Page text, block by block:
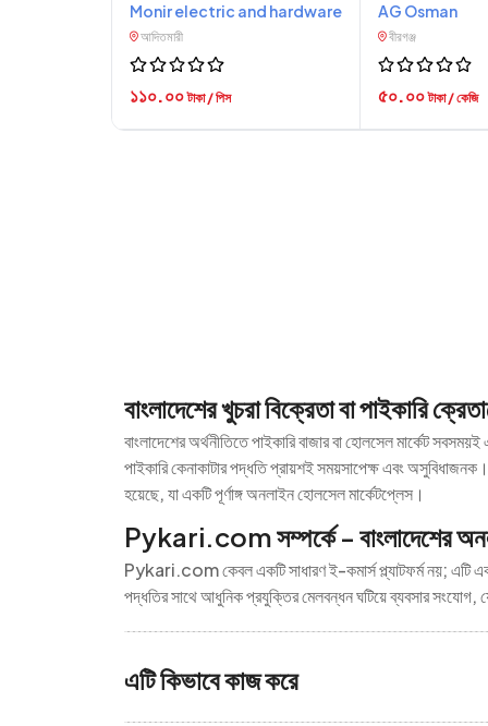
Monir electric and hardware
আদিতমারী
১১০.০০টাকা / পিস
AG Osman
বীরগঞ্জ
৫০.০০টাকা / কেজি
বাংলাদেশের খুচরা বিক্রেতা বা পাইকারি
বাংলাদেশের অর্থনীতিতে পাইকারি বাজার বা হোলসেল মার্কেট
পাইকারি কেনাকাটার পদ্ধতি প্রায়শই সময়সাপেক্ষ এবং
হয়েছে, যা একটি পূর্ণাঙ্গ অনলাইন হোলসেল মার্কেটপ্লেস।
Pykari.com সম্পর্কে - বাংলাদেশের
Pykari.com কেবল একটি সাধারণ ই-কমার্স প্ল্যাটফর্ম নয়; এটি
পদ্ধতির সাথে আধুনিক প্রযুক্তির মেলবন্ধন ঘটিয়ে ব্যবসার
এটি কিভাবে কাজ করে